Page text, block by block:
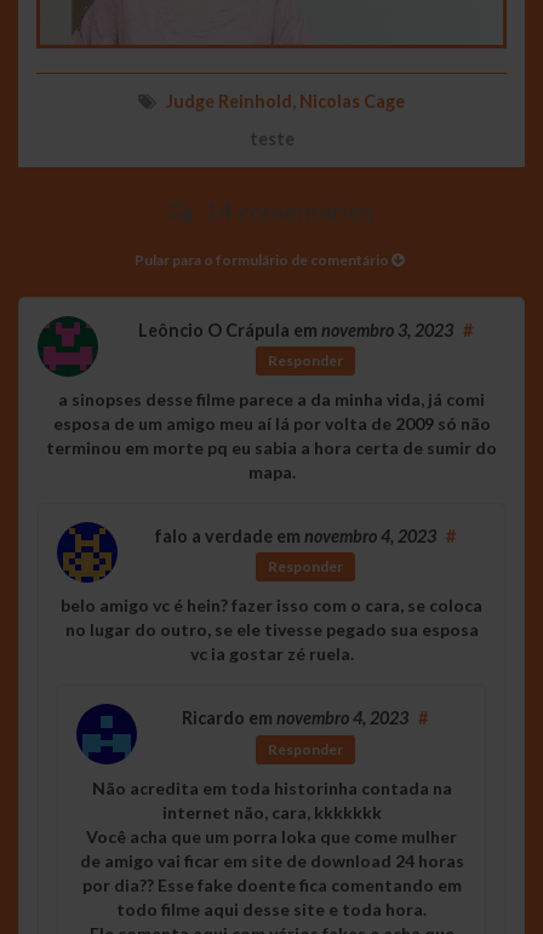
Judge Reinhold, Nicolas Cage
teste
14 comentários
Pular para o formulário de comentário
Leôncio O Crápula em novembro 3, 2023 #
Responder
a sinopses desse filme parece a da minha vida, já comi
esposa de um amigo meu aí lá por volta de 2009 só não
terminou em morte pq eu sabia a hora certa de sumir do
mapa.
falo a verdade em novembro 4, 2023 #
Responder
belo amigo vc é hein? fazer isso com o cara, se coloca
no lugar do outro, se ele tivesse pegado sua esposa
vc ia gostar zé ruela.
Ricardo em novembro 4, 2023 #
Responder
Não acredita em toda historinha contada na
internet não, cara, kkkkkkk
Você acha que um porra loka que come mulher
de amigo vai ficar em site de download 24 horas
por dia?? Esse fake doente fica comentando em
todo filme aqui desse site e toda hora.